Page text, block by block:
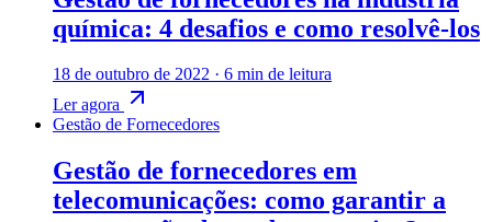
química: 4 desafios e como resolvê-los
18 de outubro de 2022 · 6 min de leitura
Ler agora
Gestão de Fornecedores
Gestão de fornecedores em
telecomunicações: como garantir a